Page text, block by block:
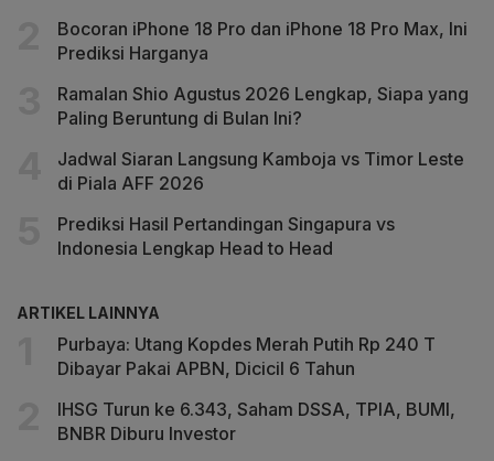
Bocoran iPhone 18 Pro dan iPhone 18 Pro Max, Ini
Prediksi Harganya
Ramalan Shio Agustus 2026 Lengkap, Siapa yang
Paling Beruntung di Bulan Ini?
Jadwal Siaran Langsung Kamboja vs Timor Leste
di Piala AFF 2026
Prediksi Hasil Pertandingan Singapura vs
Indonesia Lengkap Head to Head
ARTIKEL LAINNYA
Purbaya: Utang Kopdes Merah Putih Rp 240 T
Dibayar Pakai APBN, Dicicil 6 Tahun
IHSG Turun ke 6.343, Saham DSSA, TPIA, BUMI,
BNBR Diburu Investor